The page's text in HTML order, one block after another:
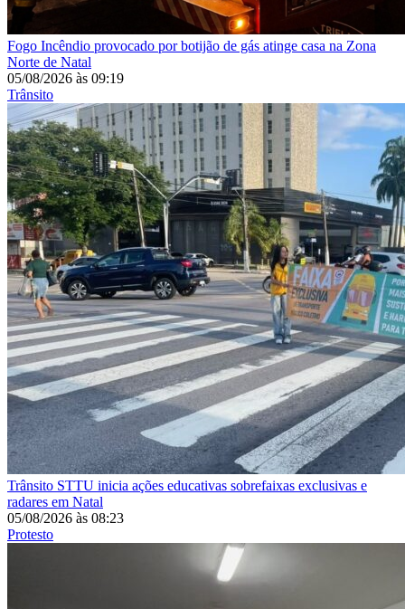
Fogo Incêndio provocado por botijão de gás atinge casa na Zona
Norte de Natal
05/08/2026 às 09:19
Trânsito
Trânsito STTU inicia ações educativas sobrefaixas exclusivas e
radares em Natal
05/08/2026 às 08:23
Protesto